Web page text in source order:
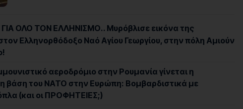
ΟΛΟ ΤΟΝ ΕΛΛΗΝΙΣΜΟ.. Μυρόβλισε εικόνα της
Ελληνορθόδοξο Ναό Αγίου Γεωργίου, στην πόλη Αμιούν
αεροδρόμιο στην Ρουμανία γίνεται η
βάση του ΝΑΤΟ στην Ευρώπη: Βομβαρδιστικά με
(και οι ΠΡΟΦΗΤΕΙΕΣ;)